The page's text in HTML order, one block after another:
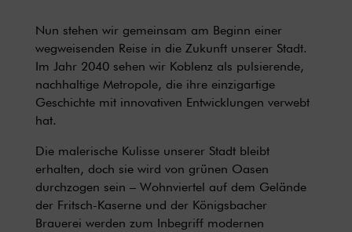
Nun stehen wir gemeinsam am Beginn einer
wegweisenden Reise in die Zukunft unserer Stadt.
Im Jahr 2040 sehen wir Koblenz als pulsierende,
nachhaltige Metropole, die ihre einzigartige
Geschichte mit innovativen Entwicklungen verwebt
hat.
Die malerische Kulisse unserer Stadt bleibt
erhalten, doch sie wird von grünen Oasen
durchzogen sein – Wohnviertel auf dem Gelände
der Fritsch-Kaserne und der Königsbacher
Brauerei werden zum Inbegriff modernen